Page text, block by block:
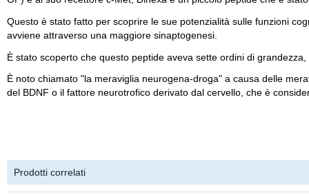
Questo è stato fatto per scoprire le sue potenzialità sulle funzioni
avviene attraverso una maggiore sinaptogenesi.
È stato scoperto che questo peptide aveva sette ordini di
È noto chiamato "la meraviglia neurogena-droga" a causa delle
del BDNF o il fattore neurotrofico derivato dal cervello, che è
Prodotti correlati